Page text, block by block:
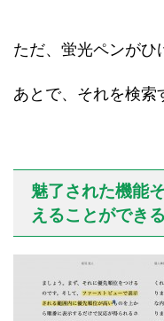
ただ、蛍光ペンがひ
あとで、それを検索
魅了された機能
えることができる